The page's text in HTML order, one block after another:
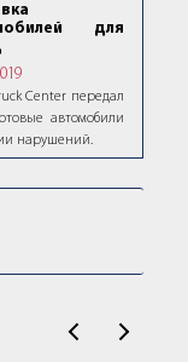
для
Center передал
автомобили
нарушений.